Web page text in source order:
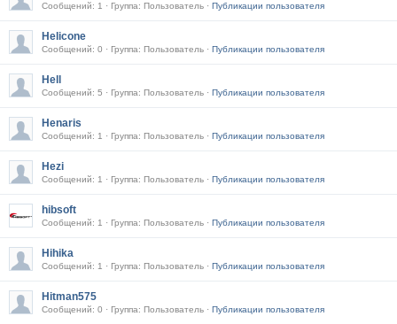
Сообщений: 1 · Группа: Пользователь · Публикации пользователя
Helicone
Сообщений: 0 · Группа: Пользователь · Публикации пользователя
Hell
Сообщений: 5 · Группа: Пользователь · Публикации пользователя
Henaris
Сообщений: 1 · Группа: Пользователь · Публикации пользователя
Hezi
Сообщений: 1 · Группа: Пользователь · Публикации пользователя
hibsoft
Сообщений: 1 · Группа: Пользователь · Публикации пользователя
Hihika
Сообщений: 1 · Группа: Пользователь · Публикации пользователя
Hitman575
Сообщений: 0 · Группа: Пользователь · Публикации пользователя